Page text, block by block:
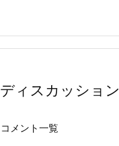
ディスカッション
コメント一覧